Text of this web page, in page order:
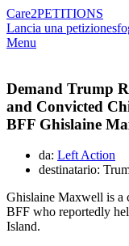
Care2PETITIONS
Lancia una petizione
Menu
Demand Trump
and Convicted
BFF Ghislaine
da: Left Action
destinatario:
Ghislaine Maxwell is a
BFF who reportedly
Island.